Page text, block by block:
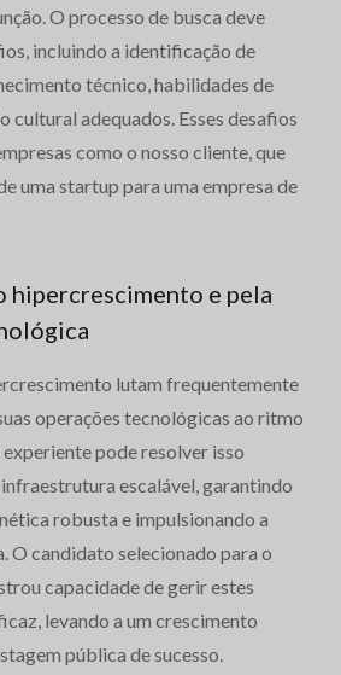
O processo de busca deve
incluindo a identificação de
técnico, habilidades de
cultural adequados. Esses desafios
como o nosso cliente, que
uma startup para uma empresa de
hipercrescimento e pela
lutam frequentemente
operações tecnológicas ao ritmo
pode resolver isso
escalável, garantindo
robusta e impulsionando a
O candidato selecionado para o
capacidade de gerir estes
levando a um crescimento
pública de sucesso.